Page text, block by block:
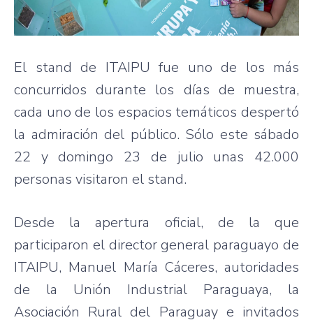
El stand de ITAIPU fue uno de los más
concurridos durante los días de muestra,
cada uno de los espacios temáticos despertó
la admiración del público. Sólo este sábado
22 y domingo 23 de julio unas 42.000
personas visitaron el stand.
Desde la apertura oficial, de la que
participaron el director general paraguayo de
ITAIPU, Manuel María Cáceres, autoridades
de la Unión Industrial Paraguaya, la
Asociación Rural del Paraguay e invitados